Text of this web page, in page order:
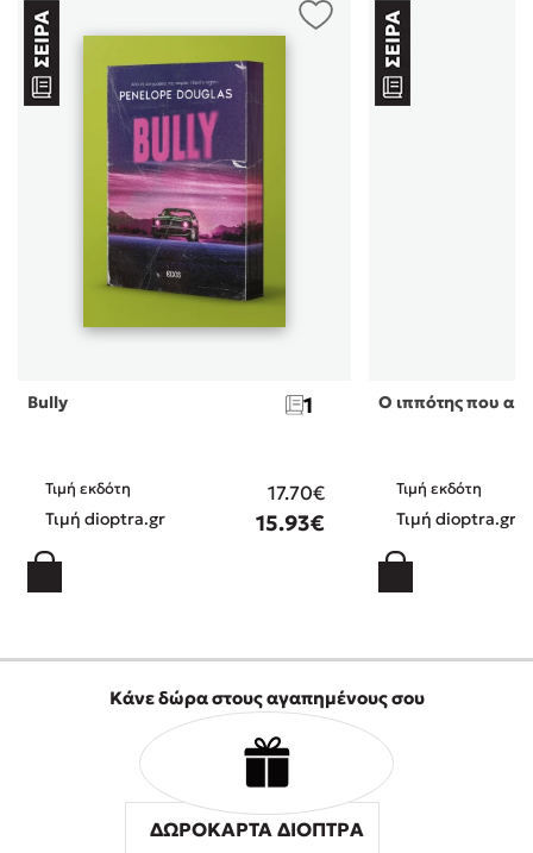
Bully 1
Τιμή εκδότη 17.70€
Τιμή dioptra.gr 15.93€
Ο ιππότης που
Τιμή εκδότη
Τιμή dioptra.gr
Κάνε δώρα στους αγαπημένους σου
ΔΩΡΟΚΑΡΤΑ ΔΙΟΠΤΡΑ